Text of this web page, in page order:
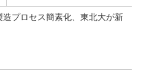
造プロセス簡素化、東北大が新